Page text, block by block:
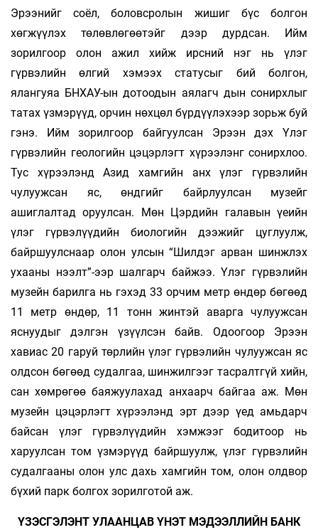
Эрээнийг соёл, боловсролын жишиг бүс болгон
хөгжүүлэх төлөвлөгөөтэйг дээр дурдсан. Ийм
зорилгоор олон ажил хийж ирсний нэг нь үлэг
гүрвэлийн өлгий хэмээх статусыг бий болгон,
ялангуяа БНХАУ-ын дотоодын аялагч­ дын сонирхлыг
татах үзмэрүүд, орчин нөхцөл бүрдүүлэхээр зорьж буй
гэнэ. Ийм зорилгоор байгуулсан Эрээн дэх Үлэг
гүрвэлийн геологийн цэцэрлэгт хүрээлэнг сонирхлоо.
Тус хүрээлэнд Азид хамгийн анх үлэг гүрвэлийн
чулуужсан яс, өндгийг байрлуулсан музейг
ашиглалтад оруулсан. Мөн Цэрдийн галавын үеийн
үлэг гүрвэлүүдийн биологийн дээжийг цуглуулж,
байршуулснаар олон улсын “Шилдэг арван шинжлэх
ухааны нээлт”-ээр шалгарч байжээ. Үлэг гүрвэлийн
музейн барил­га нь гэхэд 33 орчим метр өндөр бөгөөд
11 метр өндөр, 11 тонн жинтэй аварга чулуужсан
яснуудыг дэлгэн үзүүлсэн байв. Одоогоор Эрээн
хавиас 20 гаруй төрлийн үлэг гүрвэлийн чулуужсан яс
олдсон бөгөөд судалгаа, шинжил­гээг тасралтгүй хийн,
сан хөмрөгөө баяжуулахад анхаарч байгаа аж. Мөн
музейн цэцэрлэгт хүрээлэнд эрт дээр үед амьдарч
байсан үлэг гүрвэлүүдийн хэмжээг бодитоор нь
харуулсан том үзмэрүүд байршуулж, үлэг гүрвэлийн
судалгааны олон улс дахь хамгийн том, олон олдвор
бүхий парк болгох зорилготой аж.
ҮЗЭСГЭЛЭНТ УЛААНЦАВ ҮНЭТ МЭДЭЭЛЛИЙН БАНК